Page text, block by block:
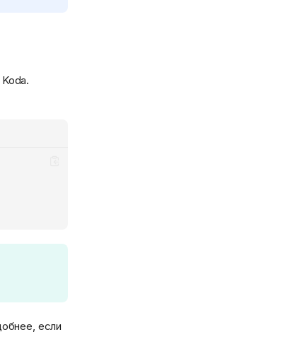
если